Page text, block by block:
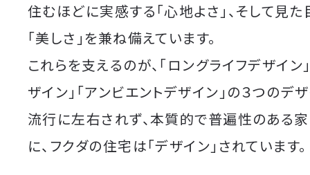
住むほどに実感する「心地よさ」、そして見
「美しさ」を兼ね備えています。
これらを支えるのが、「ロングライフデザイン
ザイン」「アンビエントデザイン」の３つのデザ
流行に左右されず、本質的で普遍性のある
に、フクダの住宅は「デザイン」されています。